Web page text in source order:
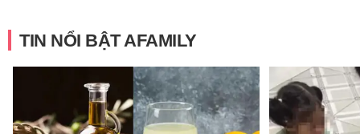
TIN NỔI BẬT AFAMILY